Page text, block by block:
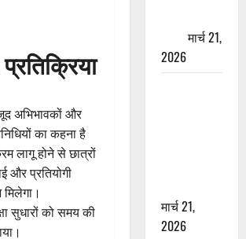
अभिभावकों और
का कहना है
लागू होने से छात्रों
और प्रतियोगी
मिलेगा।
सुधारों को समय की
मार्च 21,
2026
मार्च 21,
2026